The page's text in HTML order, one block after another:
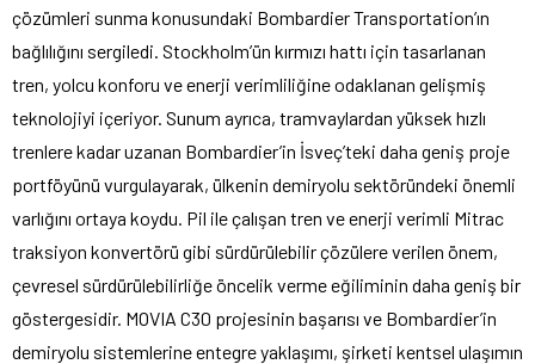
çözümleri sunma konusundaki Bombardier Transportation’ın
bağlılığını sergiledi. Stockholm’ün kırmızı hattı için tasarlanan
tren, yolcu konforu ve enerji verimliliğine odaklanan gelişmiş
teknolojiyi içeriyor. Sunum ayrıca, tramvaylardan yüksek hızlı
trenlere kadar uzanan Bombardier’in İsveç’teki daha geniş proje
portföyünü vurgulayarak, ülkenin demiryolu sektöründeki önemli
varlığını ortaya koydu. Pil ile çalışan tren ve enerji verimli Mitrac
traksiyon konvertörü gibi sürdürülebilir çözülere verilen önem,
çevresel sürdürülebilirliğe öncelik verme eğiliminin daha geniş bir
göstergesidir. MOVIA C30 projesinin başarısı ve Bombardier’in
demiryolu sistemlerine entegre yaklaşımı, şirketi kentsel ulaşımın